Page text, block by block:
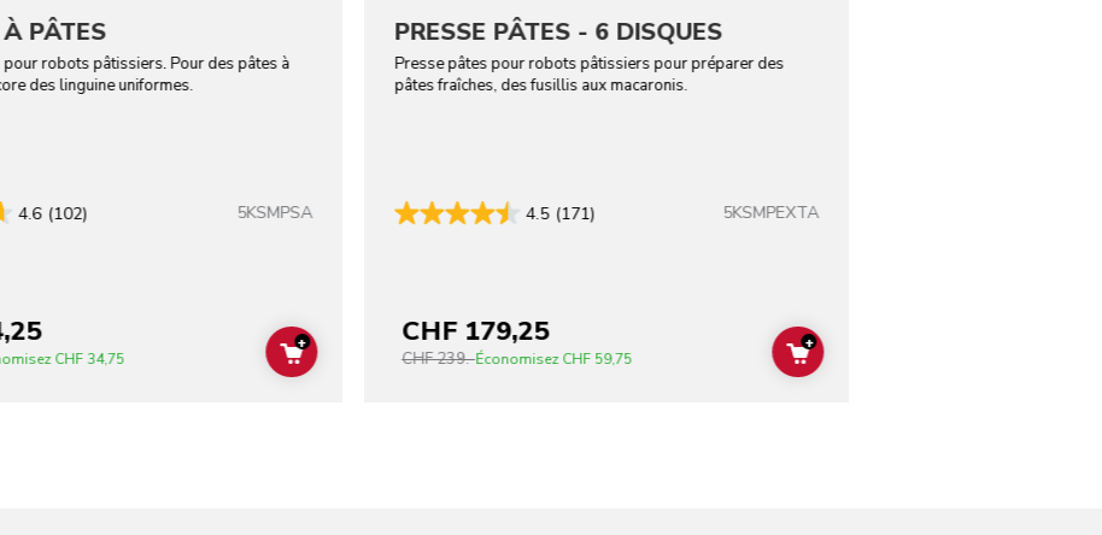
PÂTES
pour robots pâtissiers. Pour des pâtes à
des linguine uniformes.
4.6 (102) 5KSMPSA
CHF 34,75 ADD TO CART
+
PRESSE PÂTES - 6 DISQUES
Presse pâtes pour robots pâtissiers pour préparer des
pâtes fraîches, des fusillis aux macaronis.
4.5 (171) 5KSMPEXTA
CHF 179,25
CHF 239.-Économisez CHF 59,75 ADD TO CART
+